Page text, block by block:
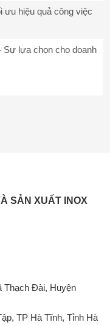
ưu hiệu quả công việc
Sự lựa chọn cho doanh
SẢN XUẤT INOX
Thạch Đài, Huyện
TP Hà Tĩnh, Tỉnh Hà